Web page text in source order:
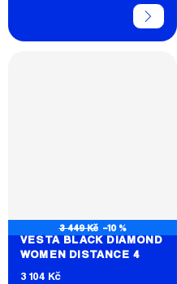
3 449 Kč –10 %
VESTA BLACK DIAMOND
WOMEN DISTANCE 4
3 104 Kč